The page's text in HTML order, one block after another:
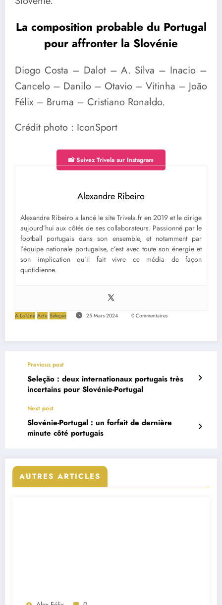
La composition probable du Portugal
pour affronter la Slovénie
Diogo Costa – Dalot – A. Silva – Inacio –
Cancelo – Danilo – Otavio – Vitinha – João
Félix – Bruma – Cristiano Ronaldo.
Crédit photo : IconSport
📸 Suivez Trivela sur Instagram
Alexandre Ribeiro
Alexandre Ribeiro a lancé le site Trivela.fr en 2019 et le dirige
aujourd’hui aux côtés de ses collaborateurs. Passionné par le
football portugais dans son ensemble, et notamment par
l’équipe nationale portugaise, c’est avec toute son énergie et
son implication qu’il fait vivre ce média de façon
quotidienne.
A La Une Actu Seleçao 25 Mars 2024 0 Commentaires
Previous post
Seleção : deux internationaux portugais très
incertains pour Slovénie-Portugal
Next post
Slovénie-Portugal : un forfait de dernière
minute côté portugais
AUTRES ARTICLES